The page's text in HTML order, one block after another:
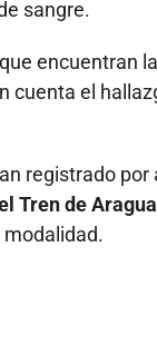
sangre.
encuentran
cuenta el
registrado
Tren de